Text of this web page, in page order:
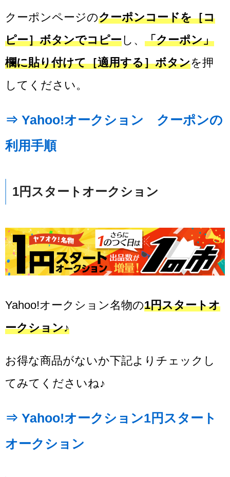
クーポンページのクーポンコードを［コ
ピー］ボタンでコピーし、 「クーポン」
欄に貼り付けて［適用する］ボタンを押
してください。
⇒ Yahoo!オークション クーポンの
利用手順
1円スタートオークション
Yahoo!オークション名物の1円スタートオ
ークション♪
お得な商品がないか下記よりチェックし
てみてくださいね♪
⇒ Yahoo!オークション1円スタート
オークション